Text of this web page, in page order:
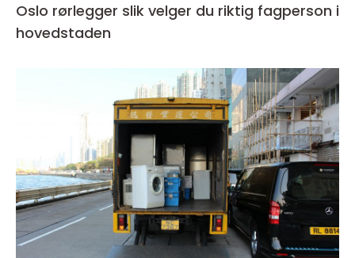
Oslo rørlegger slik velger du riktig fagperson i
hovedstaden